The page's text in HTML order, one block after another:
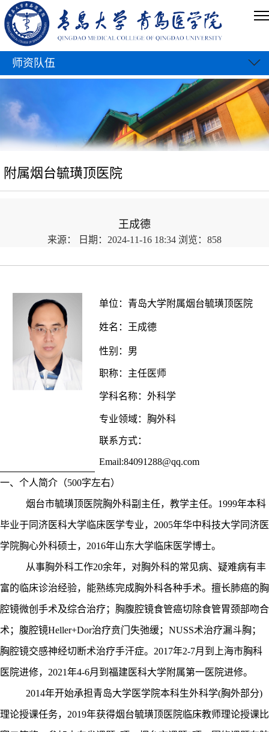
师资队伍
附属烟台毓璜顶医院
王成德
来源： 日期：2024-11-16 18:34 浏览： 858
单位 ： 青岛大学附属烟台毓璜顶医院
姓名： 王成德
性别： 男
职称： 主任医师
学科名称： 外科学
专业领域： 胸外科
联系方式：
Email:84091288@qq.com
一、个人简介（500字左右）
烟台市毓璜顶医院胸外科副主任，教学主任。 1999年本科
毕业于同济医科大学临床医学专业，2005年华中科技大学同济医
学院胸心外科硕士，2016年山东大学临床医学博士。
从事胸外科工作20余年， 对胸外科的常见病、疑难病有丰
富的临床诊治经验，能熟练完成胸外科各种手术。 擅长肺癌的胸
腔镜微创手术及综合治疗；胸腹腔镜食管癌切除食管胃颈部吻合
术；腹腔镜Heller+Dor治疗贲门失弛缓；NUSS术治疗漏斗胸；
胸腔镜交感神经切断术治疗手汗症。2017年2-7月到上海市胸科
医院进修，2021年4-6月到福建医科大学附属第一医院进修。
2014年开始承担青岛大学医学院本科生外科学(胸外部分)
理论授课任务，2019年获得烟台毓璜顶医院临床教师理论授课比